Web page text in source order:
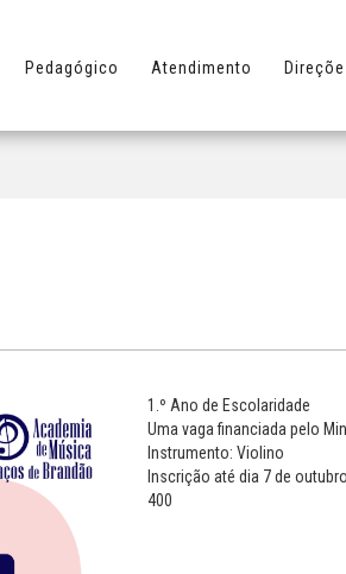
Pedagógico Atendimento
1.º Ano de Escolaridade
Uma vaga financiada pelo
Instrumento: Violino
Inscrição até dia 7 de
400